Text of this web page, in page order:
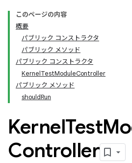
このページの内容
概要
パブリック コンストラクタ
パブリック メソッド
パブリック コンストラクタ
KernelTestModuleController
パブリック メソッド
shouldRun
KernelTest
Controller